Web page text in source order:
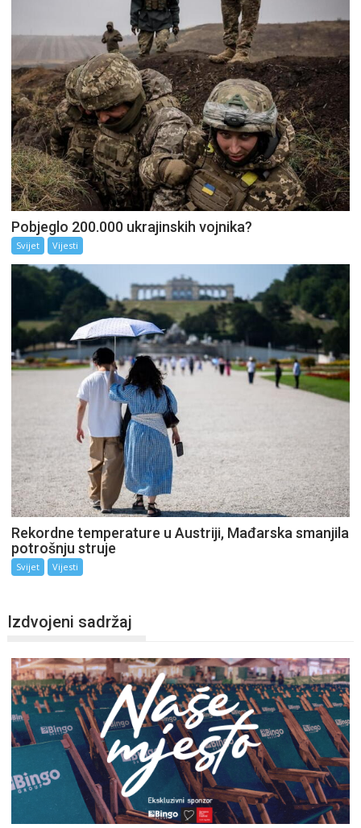
Pobjeglo 200.000 ukrajinskih vojnika?
Svijet Vijesti
Rekordne temperature u Austriji, Mađarska smanjila
potrošnju struje
Svijet Vijesti
Izdvojeni sadržaj